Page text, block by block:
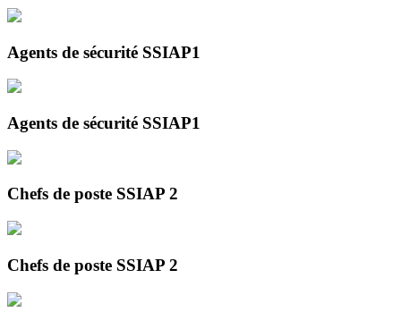
Agents de sécurité SSIAP1
Agents de sécurité SSIAP1
Chefs de poste SSIAP 2
Chefs de poste SSIAP 2